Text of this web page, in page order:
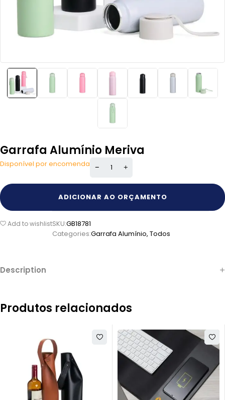
Garrafa Alumínio Meriva
Disponível por encomenda
ADICIONAR AO ORÇAMENTO
Add to wishlistSKU:GB18781
Categories:Garrafa Alumínio, Todos
Description
Produtos relacionados